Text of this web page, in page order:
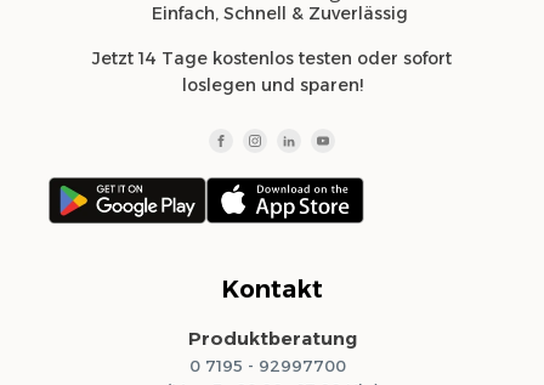
Einfach, Schnell & Zuverlässig
Jetzt 14 Tage kostenlos testen oder sofort
loslegen und sparen!
Kontakt
Produktberatung
0 7195 - 92997700